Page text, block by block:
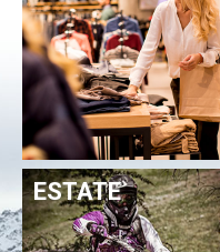
ESTATE